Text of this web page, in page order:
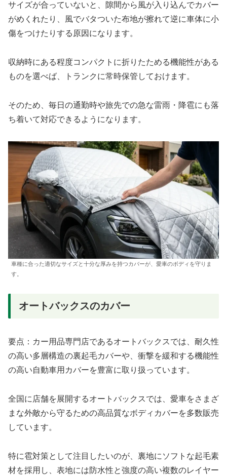
サイズが合っていないと、隙間から風が入り込んでカバー
がめくれたり、風でバタついた布地が擦れて逆に車体に小
傷をつけたりする原因になります。
収納時にある程度コンパクトに折りたためる機能性がある
ものを選べば、トランクに常時保管しておけます。
そのため、毎日の通勤時や旅先での急な雷雨・降雹にも落
ち着いて対応できるようになります。
車種に合った適切なサイズと十分な厚みを持つカバーが、愛車のボディを守りま
す。
オートバックスのカバー
要点：カー用品専門店であるオートバックスでは、耐久性
の高い多層構造の裏起毛カバーや、衝撃を緩和する機能性
の高い自動車用カバーを豊富に取り扱っています。
全国に店舗を展開するオートバックスでは、愛車をさまざ
まな外敵から守るための高品質なボディカバーを多数販売
しています。
特に雹対策として注目したいのが、裏地にソフトな起毛素
材を採用し、表地には防水性と強度の高い複数のレイヤー